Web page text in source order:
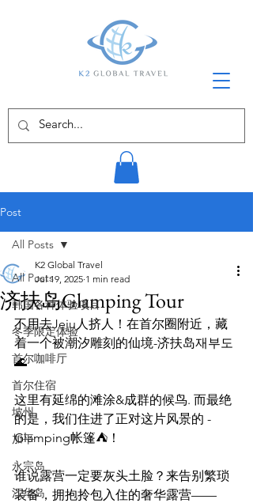
Post
All Posts
韩国各种体验项目
冬季限定体验
首尔咖啡厅
首尔住宿
坡州
加平
永宗岛
江华岛
All Posts
济扶岛Glamping Tour
K2 Global Travel
Jul 19, 2025 1 min read
不用去Jeju人挤人！在首尔圈附近，藏
着一个被潮汐雕刻的仙境-济扶岛재부도
🌊
这里有延绵的滩涂&成群的候鸟. 而最绝
的是，我们住进了正对这片风景的 -
Glamping帐篷⛺️！
谁说露营一定要灰头土脸？来告别繁琐
装备，拥抱拎包入住的奢华露营——